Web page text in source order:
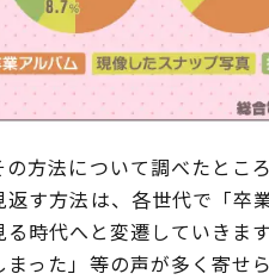
方法について調べたとこ
す方法は、各世代で「
時代へと変遷していき
った」等の声が多く寄